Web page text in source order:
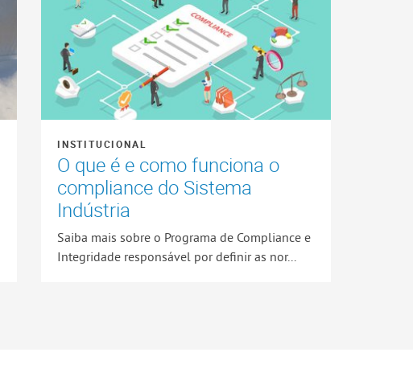
INSTITUCIONAL
O que é e como funciona o
compliance do Sistema
Indústria
Saiba mais sobre o Programa de Compliance e
Integridade responsável por definir as nor...